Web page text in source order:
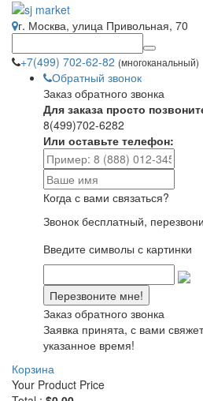
г. Москва, улица Привольная, 70
+7(499) 702-62-82 (многоканальный)
Обратный звонок
Заказ обратного звонка
Для заказа просто
8(499)702-6282
Или оставьте телефон:
Когда с вами связаться?
Звонок бесплатный,
Введите символы с картинки
Заказ обратного звонка
Заявка принята, с вами
указанное время!
Корзина
Your Product Price